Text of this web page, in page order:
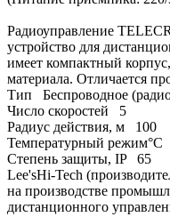
Радиоуправление
устройство для
имеет компактный
материала. Отличается
Тип
Беспроводное
Число скоростей
5
Радиус действия, м
100
Температурный режим°С
Степень защиты, IP
65
Lee'sHi-Tech
на производстве
дистанционного